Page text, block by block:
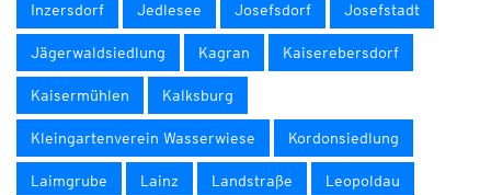
Inzersdorf Jedlesee Josefsdorf Josefstadt
Jägerwaldsiedlung Kagran Kaiserebersdorf
Kaisermühlen Kalksburg
Kleingartenverein Wasserwiese Kordonsiedlung
Laimgrube Lainz Landstraße Leopoldau